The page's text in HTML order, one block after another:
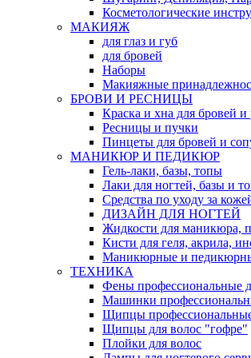
Косметологические
МАКИЯЖ
для глаз и губ
для бровей
Наборы
Макияжные
БРОВИ И РЕСНИЦЫ
Краска и хна для бровей и
Ресницы и пучки
Пинцеты для бровей и
МАНИКЮР И ПЕДИКЮР
Гель-лаки, базы, топы
Лаки для ногтей, базы и
Средства по уходу за
ДИЗАЙН ДЛЯ НОГТЕЙ
Жидкости для маникюра,
Кисти для геля, акрила,
Маникюрные и
ТЕХНИКА
Фены профессиональные
Машинки
Щипцы
Щипцы для волос "гофре"
Плойки для волос